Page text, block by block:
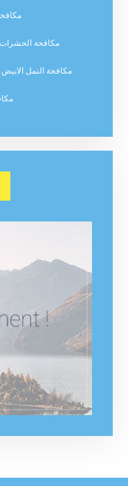
مكافحة
مكافحة النمل الابيض